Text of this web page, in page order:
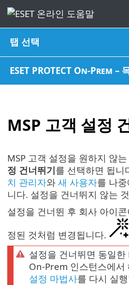
탭 선택
ESET PROTECT On-Prem –
MSP 고객 설정
MSP 고객 설정을 원하지 않
정 건너뛰기를 선택하면 됩니
치 관리자와 새 사용자를 나
니다. 설정을 건너뛰지 않는
설정을 건너뛴 후 회사 아이
정된 것처럼 변경됩니다.
설정을 건너뛰면 동일한
On-Prem 인스턴스에서
설정 마법사를 다시 실